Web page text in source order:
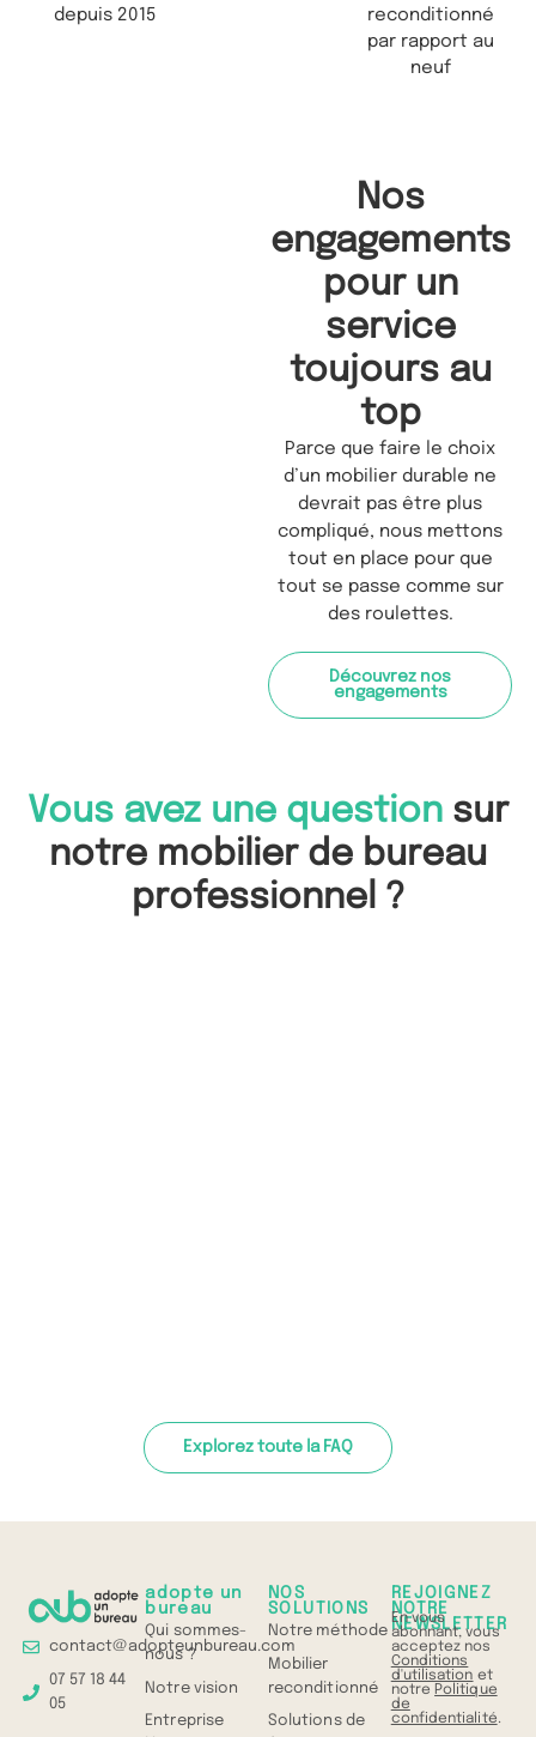
depuis 2015
reconditionné
par rapport au
neuf
Nos
engagements
pour un
service
toujours au
top
Parce que faire le choix
d’un mobilier durable ne
devrait pas être plus
compliqué, nous mettons
tout en place pour que
tout se passe comme sur
des roulettes.
Découvrez nos
engagements
Vous avez une question sur
notre mobilier de bureau
professionnel ?
Explorez toute la FAQ
contact@adopteunbureau.com
07 57 18 44
05
adopte un
bureau
Qui sommes-
nous ?
Notre vision
Entreprise
NOS
SOLUTIONS
Notre méthode
Mobilier
reconditionné
Solutions de
REJOIGNEZ
NOTRE
NEWSLETTER
En vous
abonnant, vous
acceptez nos
Conditions
d'utilisation et
notre Politique
de
confidentialité.